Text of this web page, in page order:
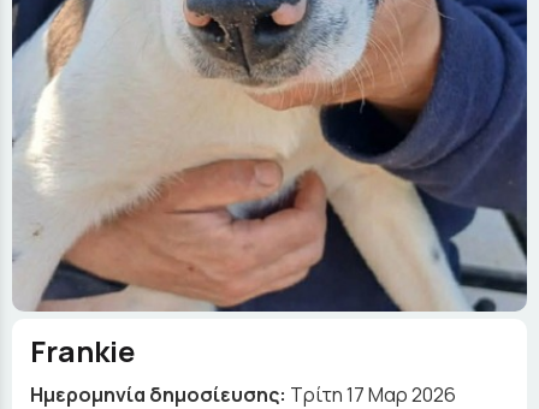
Frankie
Ημερομηνία δημοσίευσης: Τρίτη 17 Μαρ 2026